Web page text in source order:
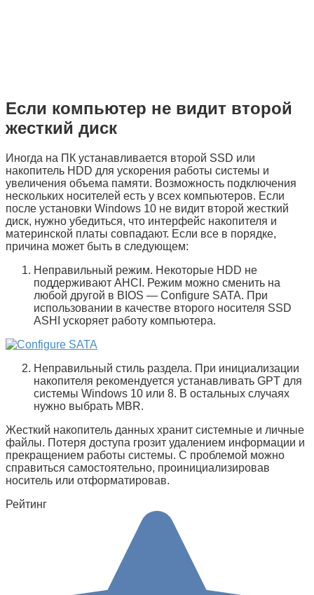
Если компьютер не видит второй
жесткий диск
Иногда на ПК устанавливается второй SSD или
накопитель HDD для ускорения работы системы и
увеличения объема памяти. Возможность подключения
нескольких носителей есть у всех компьютеров. Если
после установки Windows 10 не видит второй жесткий
диск, нужно убедиться, что интерфейс накопителя и
материнской платы совпадают. Если все в порядке,
причина может быть в следующем:
Неправильный режим. Некоторые HDD не
поддерживают AHCI . Режим можно сменить на
любой другой в BIOS — Configure SATA. При
использовании в качестве второго носителя SSD
ASHI
ускоряет работу компьютера.
Неправильный стиль раздела. При инициализации
накопителя рекомендуется устанавливать GPT для
системы Windows 10 или 8. В остальных случаях
нужно выбрать MBR.
Жесткий накопитель данных хранит системные и личные
файлы. Потеря доступа грозит удалением информации и
прекращением работы системы. С проблемой можно
справиться самостоятельно, проинициализировав
носитель или отформатировав.
Рейтинг